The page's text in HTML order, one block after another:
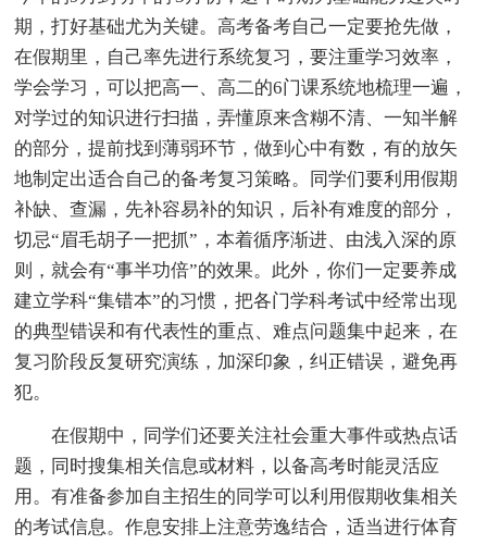
期，打好基础尤为关键。高考备考自己一定要抢先做，
在假期里，自己率先进行系统复习，要注重学习效率，
学会学习，可以把高一、高二的6门课系统地梳理一遍，
对学过的知识进行扫描，弄懂原来含糊不清、一知半解
的部分，提前找到薄弱环节，做到心中有数，有的放矢
地制定出适合自己的备考复习策略。同学们要利用假期
补缺、查漏，先补容易补的知识，后补有难度的部分，
切忌“眉毛胡子一把抓”，本着循序渐进、由浅入深的原
则，就会有“事半功倍”的效果。此外，你们一定要养成
建立学科“集错本”的习惯，把各门学科考试中经常出现
的典型错误和有代表性的重点、难点问题集中起来，在
复习阶段反复研究演练，加深印象，纠正错误，避免再
犯。
在假期中，同学们还要关注社会重大事件或热点话
题，同时搜集相关信息或材料，以备高考时能灵活应
用。有准备参加自主招生的同学可以利用假期收集相关
的考试信息。作息安排上注意劳逸结合，适当进行体育